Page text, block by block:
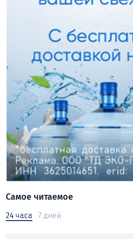
Самое читаемое
24 часа 7 дней